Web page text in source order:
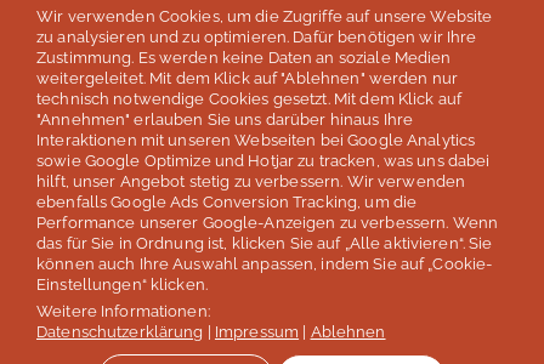
Auszeichnungen & Mitgliedschaften
© lernen & helfen Sprachreisen - Inh. Silvia Schröder
Impressum
Datenschutz AGB / Reisebedingungen
Wir verwenden Cookies, um die Zugriffe auf unsere Website
zu analysieren und zu optimieren. Dafür benötigen wir Ihre
Zustimmung. Es werden keine Daten an soziale Medien
weitergeleitet. Mit dem Klick auf "Ablehnen" werden nur
technisch notwendige Cookies gesetzt. Mit dem Klick auf
"Annehmen" erlauben Sie uns darüber hinaus Ihre
Interaktionen mit unseren Webseiten bei Google Analytics
sowie Google Optimize und Hotjar zu tracken, was uns dabei
hilft, unser Angebot stetig zu verbessern. Wir verwenden
ebenfalls Google Ads Conversion Tracking, um die
Performance unserer Google-Anzeigen zu verbessern. Wenn
das für Sie in Ordnung ist, klicken Sie auf „Alle aktivieren“. Sie
können auch Ihre Auswahl anpassen, indem Sie auf „Cookie-
Einstellungen“ klicken.
Weitere Informationen:
Datenschutzerklärung
Impressum Ablehnen